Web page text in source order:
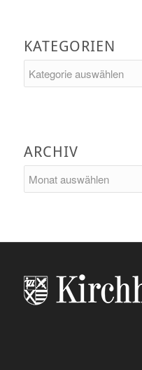
KATEGORIEN
ARCHIV